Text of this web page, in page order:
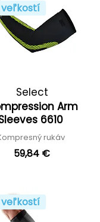
veľkostí
Select
Arm
6610
rukáv
59,84 €
veľkostí